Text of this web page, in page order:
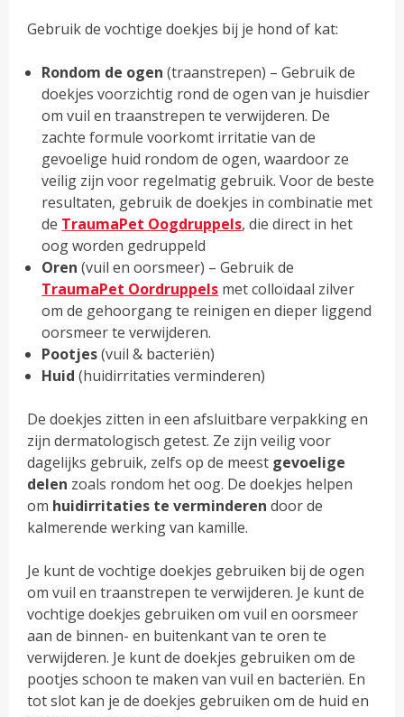
Gebruik de vochtige doekjes bij je hond of kat:
Rondom de ogen (traanstrepen) – Gebruik de
doekjes voorzichtig rond de ogen van je huisdier
om vuil en traanstrepen te verwijderen. De
zachte formule voorkomt irritatie van de
gevoelige huid rondom de ogen, waardoor ze
veilig zijn voor regelmatig gebruik. Voor de beste
resultaten, gebruik de doekjes in combinatie met
de TraumaPet Oogdruppels, die direct in het
oog worden gedruppeld
Oren (vuil en oorsmeer) – Gebruik de
TraumaPet Oordruppels met colloïdaal zilver
om de gehoorgang te reinigen en dieper liggend
oorsmeer te verwijderen.
Pootjes(vuil & bacteriën)
Huid (huidirritaties verminderen)
De doekjes zitten in een afsluitbare verpakking en
zijn dermatologisch getest. Ze zijn veilig voor
dagelijks gebruik, zelfs op de meest gevoelige
delen zoals rondom het oog. De doekjes helpen
om huidirritaties te verminderen door de
kalmerende werking van kamille.
Je kunt de vochtige doekjes gebruiken bij de ogen
om vuil en traanstrepen te verwijderen. Je kunt de
vochtige doekjes gebruiken om vuil en oorsmeer
aan de binnen- en buitenkant van te oren te
verwijderen. Je kunt de doekjes gebruiken om de
pootjes schoon te maken van vuil en bacteriën. En
tot slot kan je de doekjes gebruiken om de huid en